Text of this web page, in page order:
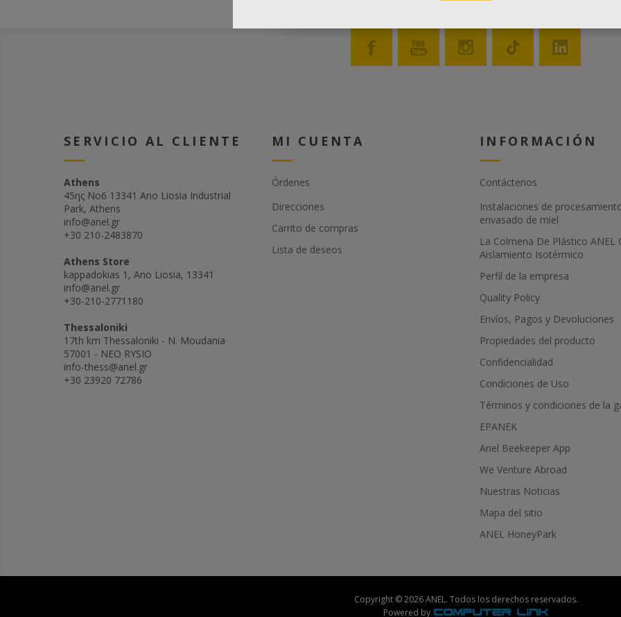
SERVICIO AL CLIENTE
Athens
45ης Νο6 13341 Ano Liosia Industrial
Park, Athens
info@anel.gr
+30 210-2483870
Athens Store
kappadokias 1, Ano Liosia, 13341
info@anel.gr
+30-210-2771180
Thessaloniki
17th km Thessaloniki - N. Moudania
57001 - NEO RYSIO
info-thess@anel.gr
+30 23920 72786
MI CUENTA
Órdenes
Direcciones
Carrito de compras
Lista de deseos
INFORMACIÓN
Contáctenos
Instalaciones de
envasado de miel
La Colmena De Plástico ANEL
Aislamiento Isotérmico
Perfil de la empresa
Quality Policy
Envíos, Pagos y Devoluciones
Propiedades del producto
Confidencialidad
Condiciones de Uso
Términos y condiciones de la
EPANEK
Anel Beekeeper App
We Venture Abroad
Nuestras Noticias
Mapa del sitio
ANEL HoneyPark
Copyright © 2026 ANEL. Todos los derechos reservados.
Powered by